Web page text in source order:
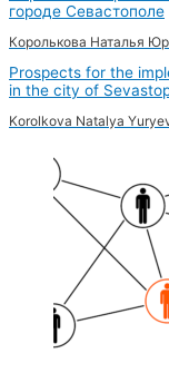
городе Севастополе
Королькова Наталья
Prospects for the
in the city of
Korolkova Natalya